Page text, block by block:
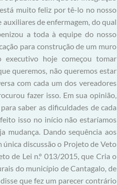
muito feliz por tê-lo no nosso
de enfermagem, do qual
a toda à equipe do nosso
para construção de um muro
hoje começou tomar
queremos, não queremos estar
com cada um dos vereadores
fazer isso. Em sua opinião,
saber as dificuldades de cada
isso no início não estaríamos
mudança. Dando sequência aos
discussão o Projeto de Veto
de Lei n.º 013/2015, que Cria o
do município de Cantagalo, de
que fez um parecer contrário